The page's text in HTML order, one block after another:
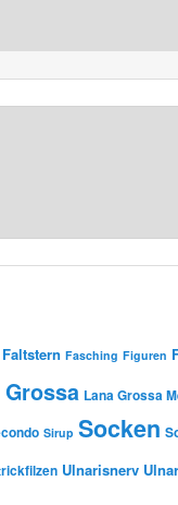
Faltstern Fasching Figuren
Lana Grossa
Sirup Socken
Ulnarisnerv